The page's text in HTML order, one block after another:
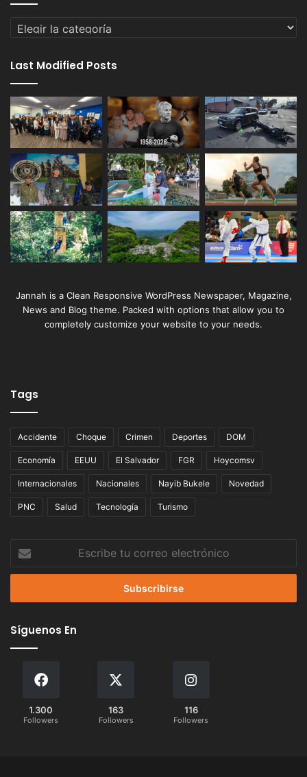
Categorías
Last Modified Posts
Jannah is a Clean Responsive WordPress Newspaper, Magazine,
News and Blog theme. Packed with options that allow you to
completely customize your website to your needs.
Tags
Accidente Choque Crimen Deportes DOM
Economía EEUU El Salvador FGR Hoycomsv
Internacionales Nacionales Nayib Bukele Novedad
PNC Salud Tecnología Turismo
correo
Síguenos En
1.300
Followers
163
Followers
116
Followers